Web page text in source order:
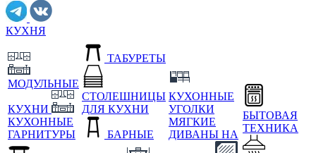
КУХНЯ
МОДУЛЬНЫЕ
КУХНИ
КУХОННЫЕ
ГАРНИТУРЫ
ТАБУРЕТЫ
СТОЛЕШНИЦЫ
ДЛЯ КУХНИ
БАРНЫЕ
КУХОННЫЕ
УГОЛКИ
МЯГКИЕ
ДИВАНЫ НА
БЫТОВАЯ
ТЕХНИКА